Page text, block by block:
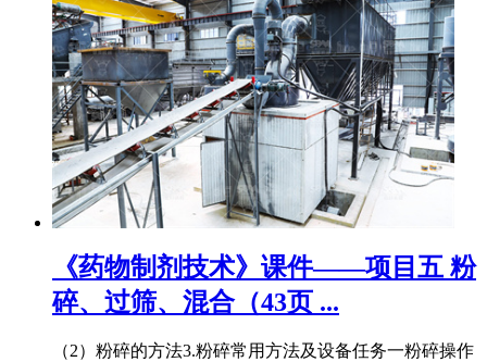
《药物制剂技术》课件——项目五 粉
碎、过筛、混合（43页 ...
（2）粉碎的方法3.粉碎常用方法及设备任务一粉碎操作